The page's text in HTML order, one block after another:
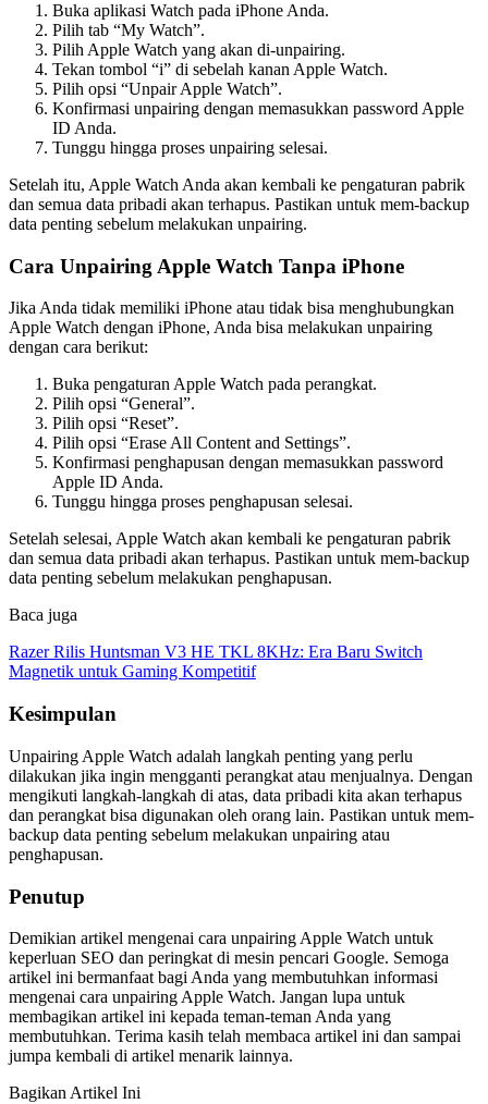
Buka aplikasi Watch pada iPhone Anda.
Pilih tab “My Watch”.
Pilih Apple Watch yang akan di-unpairing.
Tekan tombol “i” di sebelah kanan Apple Watch.
Pilih opsi “Unpair Apple Watch”.
Konfirmasi unpairing dengan memasukkan password Apple
ID Anda.
Tunggu hingga proses unpairing selesai.
Setelah itu, Apple Watch Anda akan kembali ke pengaturan pabrik
dan semua data pribadi akan terhapus. Pastikan untuk mem-backup
data penting sebelum melakukan unpairing.
Cara Unpairing Apple Watch Tanpa iPhone
Jika Anda tidak memiliki iPhone atau tidak bisa menghubungkan
Apple Watch dengan iPhone, Anda bisa melakukan unpairing
dengan cara berikut:
Buka pengaturan Apple Watch pada perangkat.
Pilih opsi “General”.
Pilih opsi “Reset”.
Pilih opsi “Erase All Content and Settings”.
Konfirmasi penghapusan dengan memasukkan password
Apple ID Anda.
Tunggu hingga proses penghapusan selesai.
Setelah selesai, Apple Watch akan kembali ke pengaturan pabrik
dan semua data pribadi akan terhapus. Pastikan untuk mem-backup
data penting sebelum melakukan penghapusan.
Baca juga
Razer Rilis Huntsman V3 HE TKL 8KHz: Era Baru Switch
Magnetik untuk Gaming Kompetitif
Kesimpulan
Unpairing Apple Watch adalah langkah penting yang perlu
dilakukan jika ingin mengganti perangkat atau menjualnya. Dengan
mengikuti langkah-langkah di atas, data pribadi kita akan terhapus
dan perangkat bisa digunakan oleh orang lain. Pastikan untuk mem-
backup data penting sebelum melakukan unpairing atau
penghapusan.
Penutup
Demikian artikel mengenai cara unpairing Apple Watch untuk
keperluan SEO dan peringkat di mesin pencari Google. Semoga
artikel ini bermanfaat bagi Anda yang membutuhkan informasi
mengenai cara unpairing Apple Watch. Jangan lupa untuk
membagikan artikel ini kepada teman-teman Anda yang
membutuhkan. Terima kasih telah membaca artikel ini dan sampai
jumpa kembali di artikel menarik lainnya.
Bagikan Artikel Ini